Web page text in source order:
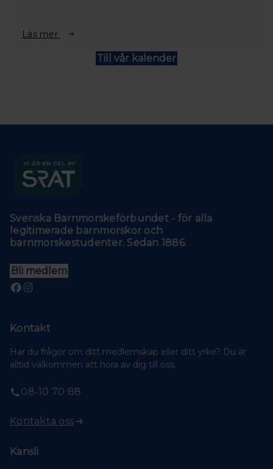
Läs mer
Till vår kalender
Svenska Barnmorskeförbundet - för alla
legitimerade barnmorskor och
barnmorskestudenter. Sedan 1886.
Bli medlem
Kontakt
Har du frågor om ditt medlemskap eller ditt yrke? Du är
alltid välkommen att höra av dig till oss.
08-10 70 88
Kontakta oss
Kansli